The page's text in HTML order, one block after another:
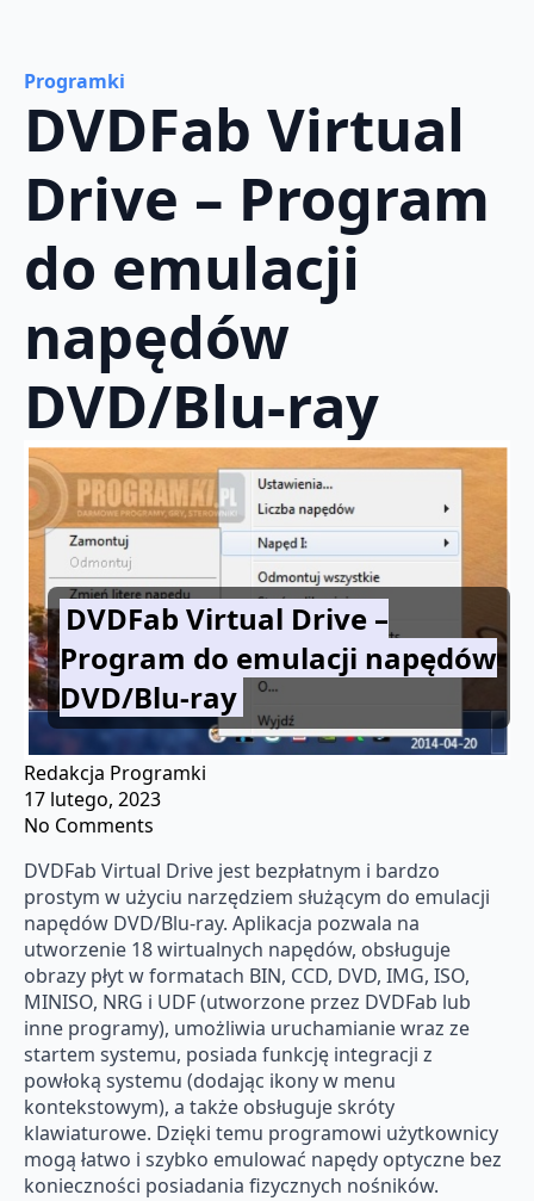
Programki
DVDFab Virtual
Drive – Program
do emulacji
napędów
DVD/Blu-ray
DVDFab Virtual Drive –
Program do emulacji napędów
DVD/Blu-ray
Redakcja Programki
17 lutego, 2023
No Comments
DVDFab Virtual Drive jest bezpłatnym i bardzo
prostym w użyciu narzędziem służącym do emulacji
napędów DVD/Blu-ray. Aplikacja pozwala na
utworzenie 18 wirtualnych napędów, obsługuje
obrazy płyt w formatach BIN, CCD, DVD, IMG, ISO,
MINISO, NRG i UDF (utworzone przez DVDFab lub
inne programy), umożliwia uruchamianie wraz ze
startem systemu, posiada funkcję integracji z
powłoką systemu (dodając ikony w menu
kontekstowym), a także obsługuje skróty
klawiaturowe. Dzięki temu programowi użytkownicy
mogą łatwo i szybko emulować napędy optyczne bez
konieczności posiadania fizycznych nośników.